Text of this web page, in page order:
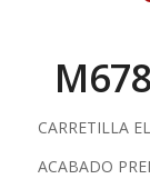
CARRETILLA
ACABADO